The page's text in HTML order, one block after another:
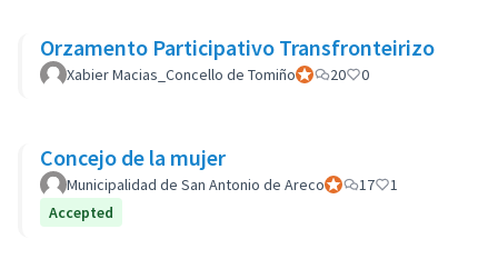
Orzamento Participativo Transfronteirizo
Xabier Macias_Concello de TomiñoParticipante oficial
20 0
Concejo de la mujer
Municipalidad de San Antonio de ArecoParticipante oficial
17
1
Accepted